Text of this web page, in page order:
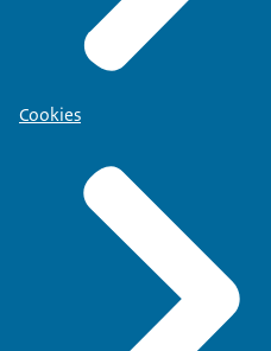
Cookies